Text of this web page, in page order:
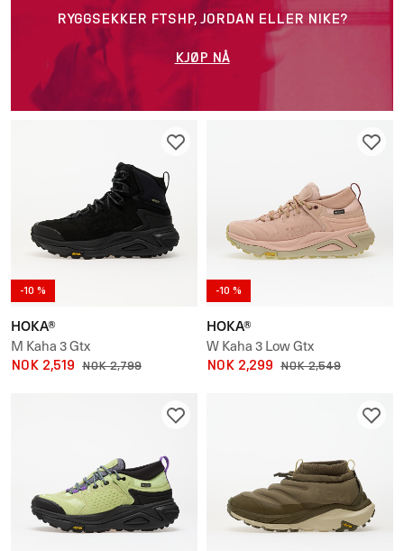
-10 %
HOKA®
M Kaha 3 Gtx
NOK 2,519 NOK 2,799
-10 %
HOKA®
W Kaha 3 Low Gtx
NOK 2,299 NOK 2,549
RYGGSEKKER FTSHP, JORDAN ELLER NIKE?
KJØP NÅ